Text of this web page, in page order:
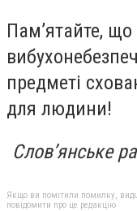
Пам’ятайте,
предметі
для людини!
Слов’янське
Якщо ви помітили помилку,
повідомити про це редакцію